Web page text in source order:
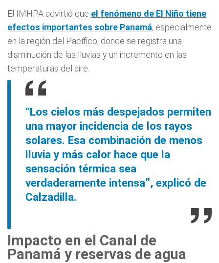
El IMHPA advirtió que el fenómeno de El Niño tiene
efectos importantes sobre Panamá, especialmente
en la región del Pacífico, donde se registra una
disminución de las lluvias y un incremento en las
temperaturas del aire.
“Los cielos más despejados permiten
una mayor incidencia de los rayos
solares. Esa combinación de menos
lluvia y más calor hace que la
sensación térmica sea
verdaderamente intensa”, explicó de
Calzadilla.
Impacto en el Canal de
Panamá y reservas de agua